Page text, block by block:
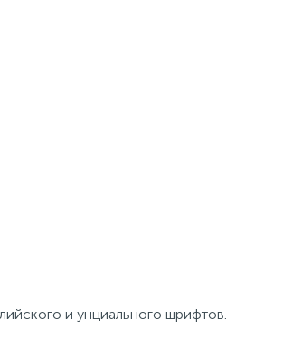
и унциального шрифтов.